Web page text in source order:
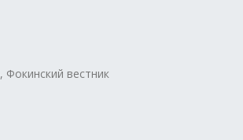
, Фокинский вестник